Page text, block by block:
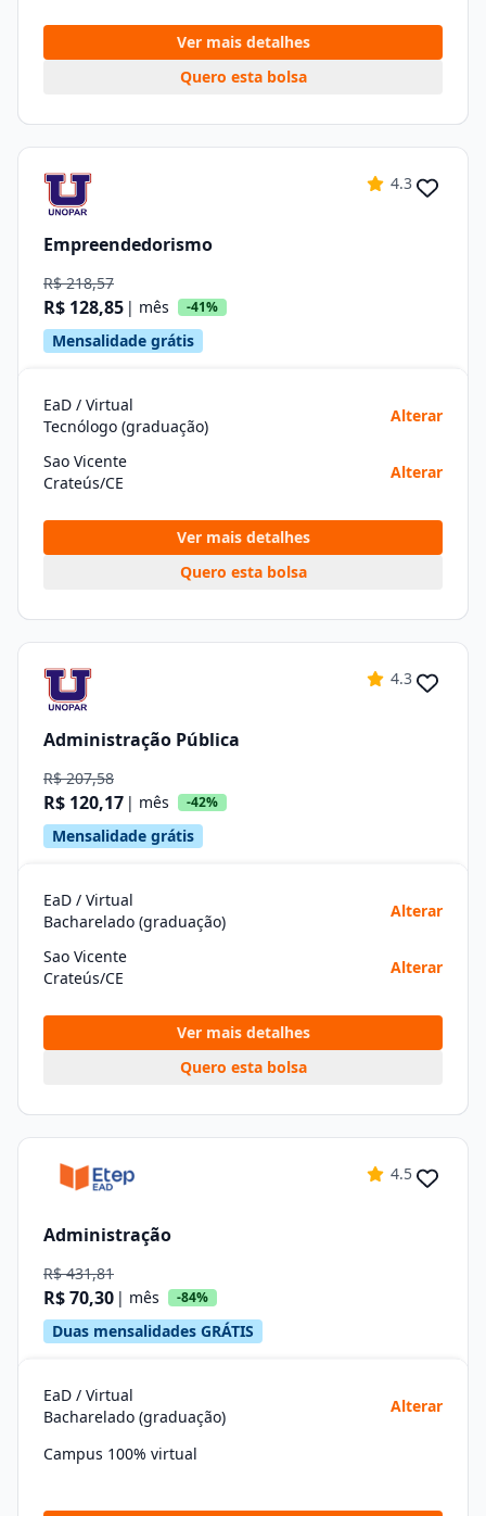
Ver mais detalhes
Quero esta bolsa
4.3
Empreendedorismo
R$ 218,57
R$ 128,85 | mês -41%
Mensalidade grátis
EaD / Virtual
Tecnólogo (graduação)
Alterar
Sao Vicente
Crateús/CE
Alterar
Ver mais detalhes
Quero esta bolsa
4.3
Administração Pública
R$ 207,58
R$ 120,17 | mês -42%
Mensalidade grátis
EaD / Virtual
Bacharelado (graduação)
Alterar
Sao Vicente
Crateús/CE
Alterar
Ver mais detalhes
Quero esta bolsa
4.5
Administração
R$ 431,81
R$ 70,30 | mês -84%
Duas mensalidades GRÁTIS
EaD / Virtual
Bacharelado (graduação)
Alterar
Campus 100% virtual